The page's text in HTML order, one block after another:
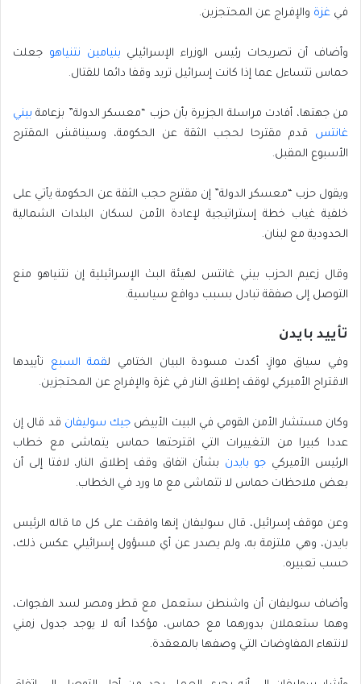
في غزة والإفراج عن المحتجزين.
وأضاف أن تصريحات رئيس الوزراء الإسرائيلي بنيامين نتنياهو جعلت
حماس تتساءل عما إذا كانت إسرائيل تريد وقفا دائما للقتال.
من جهتها، أفادت مراسلة الجزيرة بأن حزب “معسكر الدولة” بزعامة بيني
غانتس قدم مقترحا لحجب الثقة عن الحكومة، وسيناقش المقترح
الأسبوع المقبل.
ويقول حزب “معسكر الدولة” إن مقترح حجب الثقة عن الحكومة يأتي على
خلفية غياب خطة إستراتيجية لإعادة الأمن لسكان البلدات الشمالية
الحدودية مع لبنان.
وقال زعيم الحزب بيني غانتس لهيئة البث الإسرائيلية إن نتنياهو منع
التوصل إلى صفقة تبادل بسبب دوافع سياسية.
تأييد بايدن
وفي سياق موازٍ، أكدت مسودة البيان الختامي لقمة السبع تأييدها
الاقتراح الأميركي لوقف إطلاق النار في غزة والإفراج عن المحتجزين.
وكان مستشار الأمن القومي في البيت الأبيض جيك سوليفان قد قال إن
عددا كبيرا من التغييرات التي اقترحتها حماس يتماشى مع خطاب
الرئيس الأميركي جو بايدن بشأن اتفاق وقف إطلاق النار، لافتا إلى أن
بعض ملاحظات حماس لا تتماشى مع ما ورد في الخطاب.
وعن موقف إسرائيل، قال سوليفان إنها وافقت على كل ما قاله الرئيس
بايدن، وهي ملتزمة به، ولم يصدر عن أي مسؤول إسرائيلي عكس ذلك،
حسب تعبيره.
وأضاف سوليفان أن واشنطن ستعمل مع قطر ومصر لسد الفجوات،
وهما ستعملان بدورهما مع حماس، مؤكدا أنه لا يوجد جدول زمني
لانتهاء المفاوضات التي وصفها بالمعقدة.